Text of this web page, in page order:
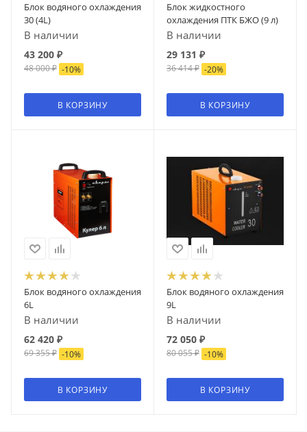
Блок водяного охлаждения
30 (4L)
В наличии
43 200 ₽
48 000₽ -10%
В КОРЗИНУ
Блок жидкостного
охлаждения ПТК БЖО (9 л)
В наличии
29 131 ₽
36 414₽ -20%
В КОРЗИНУ
Блок водяного охлаждения
6L
В наличии
62 420 ₽
69 355₽ -10%
В КОРЗИНУ
Блок водяного охлаждения
9L
В наличии
72 050 ₽
80 055₽ -10%
В КОРЗИНУ